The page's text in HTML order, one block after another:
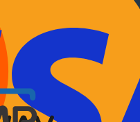
vender